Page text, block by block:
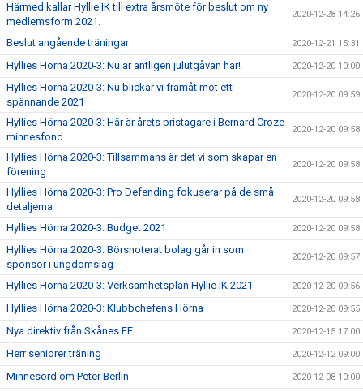
Härmed kallar Hyllie IK till extra årsmöte för beslut om ny
medlemsform 2021.
2020-12-28 14:26
Beslut angående träningar 2020-12-21 15:31
Hyllies Hörna 2020-3: Nu är äntligen julutgåvan här! 2020-12-20 10:00
Hyllies Hörna 2020-3: Nu blickar vi framåt mot ett
spännande 2021
2020-12-20 09:59
Hyllies Hörna 2020-3: Här är årets pristagare i Bernard Croze
minnesfond
2020-12-20 09:58
Hyllies Hörna 2020-3: Tillsammans är det vi som skapar en
förening
2020-12-20 09:58
Hyllies Hörna 2020-3: Pro Defending fokuserar på de små
detaljerna
2020-12-20 09:58
Hyllies Hörna 2020-3: Budget 2021 2020-12-20 09:58
Hyllies Hörna 2020-3: Börsnoterat bolag går in som
sponsor i ungdomslag
2020-12-20 09:57
Hyllies Hörna 2020-3: Verksamhetsplan Hyllie IK 2021 2020-12-20 09:56
Hyllies Hörna 2020-3: Klubbchefens Hörna 2020-12-20 09:55
Nya direktiv från Skånes FF 2020-12-15 17:00
Herr seniorer träning 2020-12-12 09:00
Minnesord om Peter Berlin 2020-12-08 10:00